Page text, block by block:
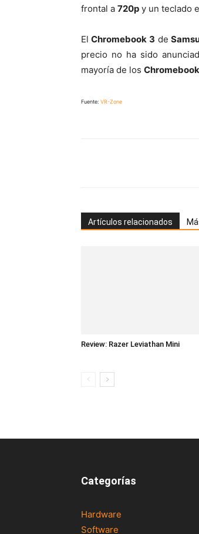
frontal a 720p y un teclado
El Chromebook 3 de
precio no ha sido
mayoría de los Chromebook
Fuente: VR-Zone
Artículos relacionados
Review: Razer Leviathan Mini
Categorías
Hardware
Software